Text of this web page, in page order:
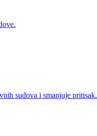
sudova i smanjuje pritisak.